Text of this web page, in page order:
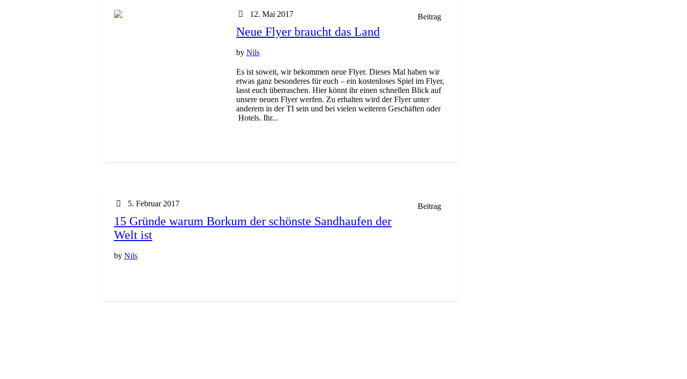
Beitrag
12. Mai 2017
Neue Flyer braucht das Land
byNils
Es ist soweit, wir bekommen neue Flyer. Dieses Mal haben wir
etwas ganz besonderes für euch – ein kostenloses Spiel im Flyer,
lasst euch überraschen. Hier könnt ihr einen schnellen Blick auf
unsere neuen Flyer werfen. Zu erhalten wird der Flyer unter
anderem in der TI sein und bei vielen weiteren Geschäften oder
Hotels. Ihr...
Beitrag
5. Februar 2017
15 Gründe warum Borkum der schönste Sandhaufen der
Welt ist
by Nils